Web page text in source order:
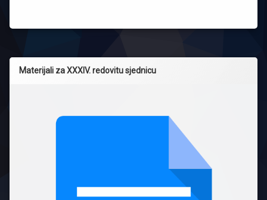
Materijali za XXXIV. redovitu sjednicu